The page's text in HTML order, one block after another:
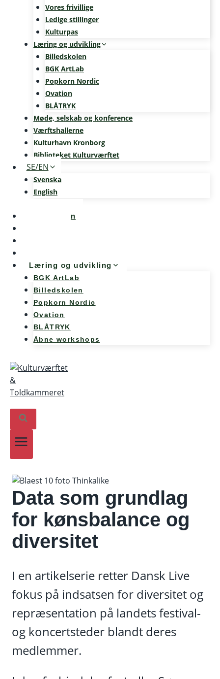
Vores frivillige
Ledige stillinger
Kulturpas
Læring og udvikling
Billedskolen
BGK ArtLab
Popkorn Nordic
Ovation
BLÅTRYK
Møde, selskab og konference
Værftshallerne
Kulturhavn Kronborg
Biblioteket Kulturværftet
SE/EN
Svenska
English
Kalenderen
Læring og udvikling
BGK ArtLab
Billedskolen
Popkorn Nordic
Ovation
BLÅTRYK
Åbne workshops
Data som grundlag
for kønsbalance og
diversitet
I en artikelserie retter Dansk Live
fokus på indsatsen for diversitet og
repræsentation på landets festival-
og koncertsteder blandt deres
medlemmer.